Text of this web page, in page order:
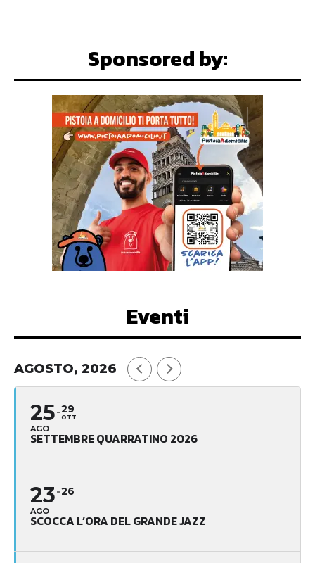
Sponsored by:
Eventi
AGOSTO, 2026
25
AGO
29
OTT
SETTEMBRE QUARRATINO 2026
23
AGO
26
SCOCCA L’ORA DEL GRANDE JAZZ